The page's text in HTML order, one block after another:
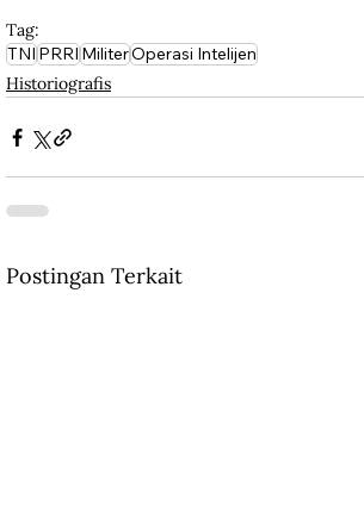
Tag:
TNIPRRIMiliterOperasi Intelijen
Historiografis
Postingan Terkait